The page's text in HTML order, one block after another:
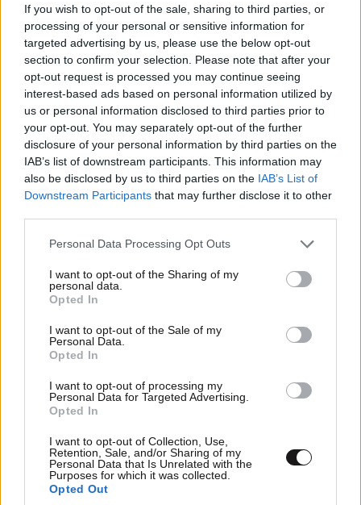
If you wish to opt-out of the sale, sharing to third parties, or
processing of your personal or sensitive information for
targeted advertising by us, please use the below opt-out
section to confirm your selection. Please note that after your
opt-out request is processed you may continue seeing
interest-based ads based on personal information utilized by
us or personal information disclosed to third parties prior to
your opt-out. You may separately opt-out of the further
disclosure of your personal information by third parties on the
IAB’s list of downstream participants. This information may
also be disclosed by us to third parties on the IAB’s List of
Downstream Participants that may further disclose it to other
Please note that this website/app uses one or more Google
not limited to your visit or usage behaviour. You may click to
grant or deny consent to Google and its third-party tags to
use your data for below specified purposes in below Google
consent section.
Personal Data Processing Opt Outs
I want to opt-out of the Sharing of my
personal data.
Opted In
I want to opt-out of the Sale of my
Personal Data.
Opted In
I want to opt-out of processing my
Personal Data for Targeted Advertising.
Opted In
I want to opt-out of Collection, Use,
Retention, Sale, and/or Sharing of my
Personal Data that Is Unrelated with the
Purposes for which it was collected.
Opted Out
ΔΙΑΤΡΟΦΗ08·08·2026 08:30
Ογκολόγοι προειδοποιούν: Αυτές οι τροφές,
περνούν απαρατήρητες, αλλά καλό είναι να τις
βγάλετε από την καθημερινότητά σας
Αθηνά Οικονομάκου – Μπρούνο Τσερέλα: Ο
μήνας του μέλιτος συνεχίζεται – Από τη